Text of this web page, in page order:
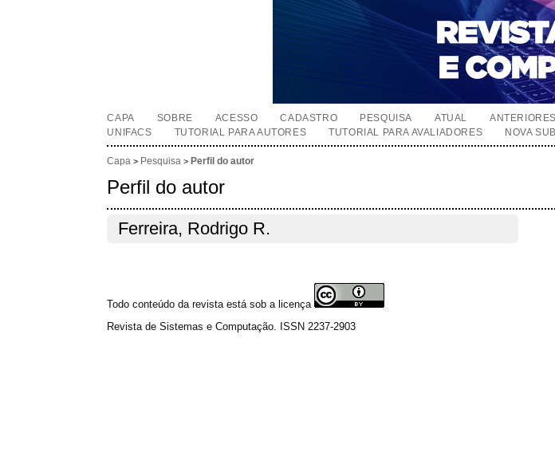
CAPA SOBRE ACESSO CADASTRO PESQUISA ATUAL ANTERIORES
UNIFACS
TUTORIAL PARA AUTORES TUTORIAL PARA AVALIADORES NOVA
Capa > Pesquisa > Perfil do autor
Perfil do autor
Ferreira, Rodrigo R.
Todo conteúdo da revista está sob a licença
Revista de Sistemas e Computação. ISSN 2237-2903